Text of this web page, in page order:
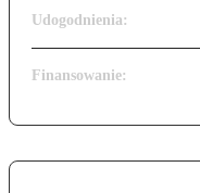
Udogodnienia:
Finansowanie: